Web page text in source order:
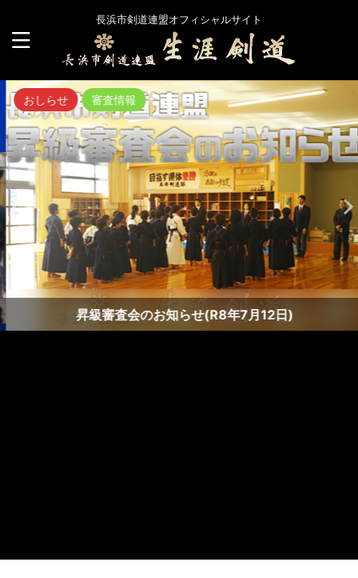
長浜市剣道連盟オフィシャルサイト
おしらせ 審査情報
昇級審査会のお知らせ(R8年7月12日)